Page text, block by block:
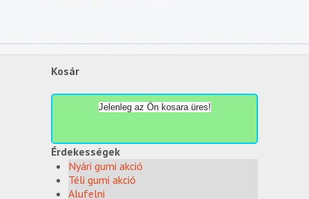
Kosár
Jelenleg az Ön kosara üres!
Érdekességek
Nyári gumi akció
Téli gumi akció
Alufelni